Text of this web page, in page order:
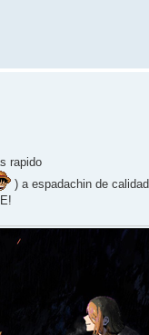
rapido
) a espadachin de calidad